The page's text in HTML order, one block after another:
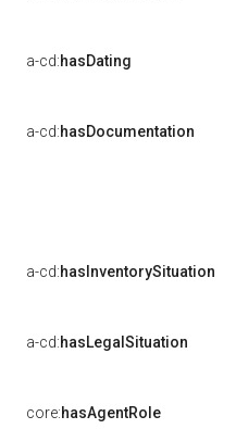
a-cd:hasDating
a-cd:hasDocumentation
a-cd:hasInventorySituation
a-cd:hasLegalSituation
core:hasAgentRole